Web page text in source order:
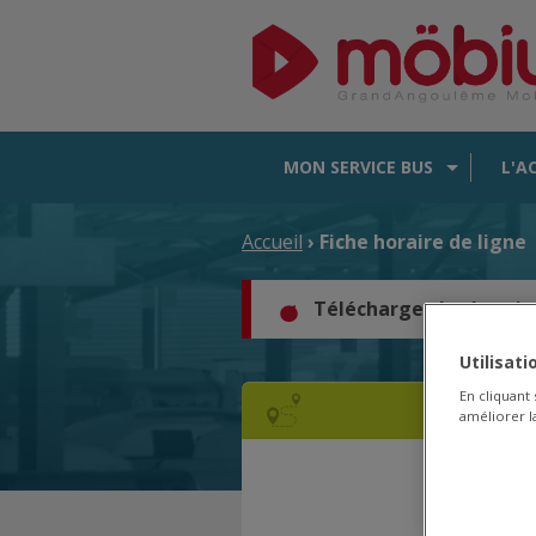
MON SERVICE BUS
Accueil › Fiche horaire de ligne
Téléchargez les
En
améliorer